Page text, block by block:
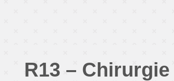
R13 –